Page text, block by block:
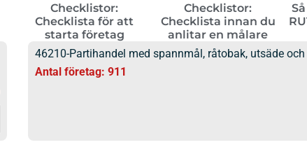
Checklistor:
Checklista för att
starta företag
Checklistor:
Checklista innan du
anlitar en målare
46210-Partihandel med spannmål, råtobak, utsäde
Antal företag: 911